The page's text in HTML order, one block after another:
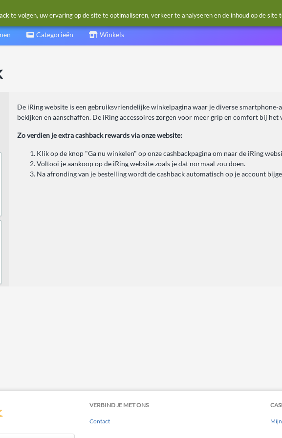
Categorieën Winkels
De iRing website is een gebruiksvriendelijke winkelpagina waar je diverse
bekijken en aanschaffen. De iRing accessoires zorgen voor meer grip en comfort bij het
Zo verdien je extra cashback rewards via onze website:
Klik op de knop "Ga nu winkelen" op onze cashbackpagina om naar de iRing
Voltooi je aankoop op de iRing website zoals je dat normaal zou doen.
Na afronding van je bestelling wordt de cashback automatisch op je account
VERBIND JE MET ONS
Contact
te volgen, uw ervaring op de site te optimaliseren, verkeer te analyseren en de inhoud op de